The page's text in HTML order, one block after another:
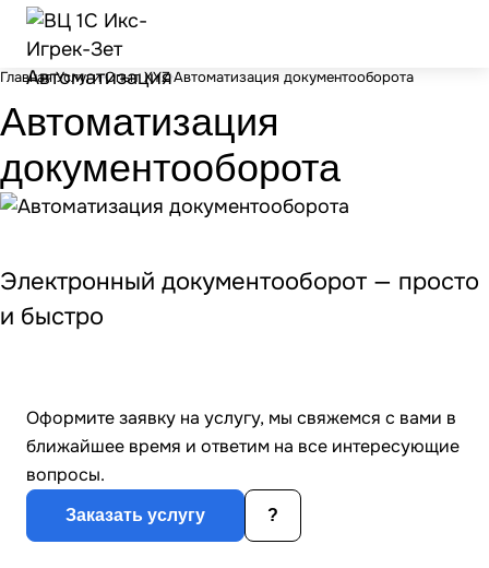
ГлавнаяУслугиОпыт XYZАвтоматизация документооборота
Автоматизация
документооборота
Электронный документооборот — просто
и быстро
Оформите заявку на услугу, мы свяжемся с вами в
ближайшее время и ответим на все интересующие
вопросы.
Заказать услугу ?